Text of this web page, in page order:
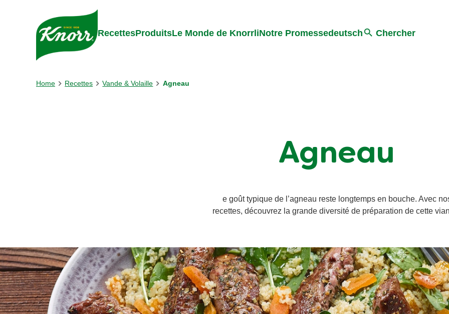
Skip to:
RecettesProduitsLe Monde de KnorrliNotre Promessedeutsch Chercher
Home Recettes Vande & Volaille Agneau
Agneau
e goût typique de l’agneau reste longtemps en bouche. Avec
recettes, découvrez la grande diversité de préparation de cette